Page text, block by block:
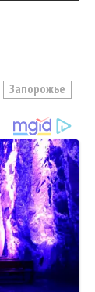
Запорожье